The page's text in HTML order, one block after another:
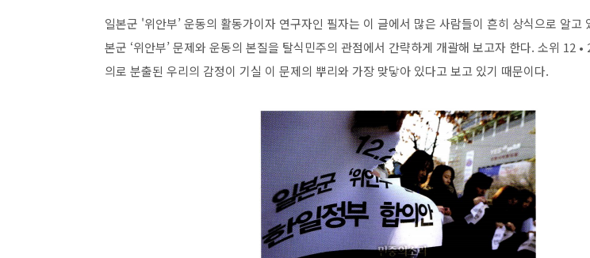
일본군 '위안부’ 운동의 활동가이자 연구자인 필자는 이 글에서 많은 사람들이 흔히 상식으로 알고
본군 ‘위안부’ 문제와 운동의 본질을 탈식민주의 관점에서 간략하게 개괄해 보고자 한다. 소위 12
의로 분출된 우리의 감정이 기실 이 문제의 뿌리와 가장 맞닿아 있다고 보고 있기 때문이다.